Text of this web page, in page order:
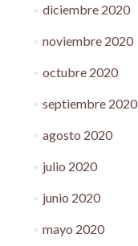
diciembre 2020
noviembre 2020
octubre 2020
septiembre 2020
agosto 2020
julio 2020
junio 2020
mayo 2020